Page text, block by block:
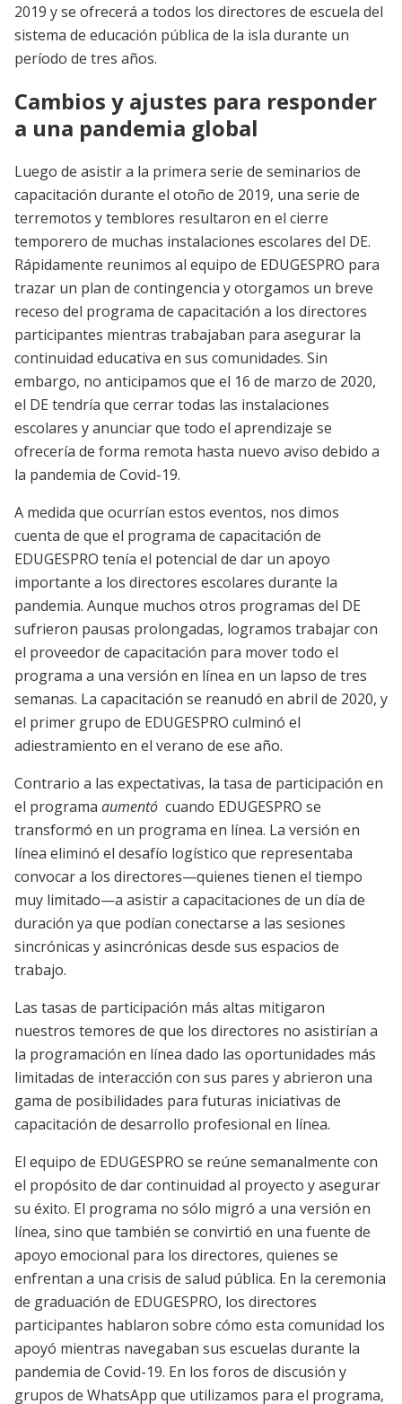
2019 y se ofrecerá a todos los directores de escuela del
sistema de educación pública de la isla durante un
período de tres años.
Cambios y ajustes para responder
a una pandemia global
Luego de asistir a la primera serie de seminarios de
capacitación durante el otoño de 2019, una serie de
terremotos y temblores resultaron en el cierre
temporero de muchas instalaciones escolares del DE.
Rápidamente reunimos al equipo de EDUGESPRO para
trazar un plan de contingencia y otorgamos un breve
receso del programa de capacitación a los directores
participantes mientras trabajaban para asegurar la
continuidad educativa en sus comunidades. Sin
embargo, no anticipamos que el 16 de marzo de 2020,
el DE tendría que cerrar todas las instalaciones
escolares y anunciar que todo el aprendizaje se
ofrecería de forma remota hasta nuevo aviso debido a
la pandemia de Covid-19.
A medida que ocurrían estos eventos, nos dimos
cuenta de que el programa de capacitación de
EDUGESPRO tenía el potencial de dar un apoyo
importante a los directores escolares durante la
pandemia. Aunque muchos otros programas del DE
sufrieron pausas prolongadas, logramos trabajar con
el proveedor de capacitación para mover todo el
programa a una versión en línea en un lapso de tres
semanas. La capacitación se reanudó en abril de 2020, y
el primer grupo de EDUGESPRO culminó el
adiestramiento en el verano de ese año.
Contrario a las expectativas, la tasa de participación en
el programa aumentó cuando EDUGESPRO se
transformó en un programa en línea. La versión en
línea eliminó el desafío logístico que representaba
convocar a los directores—quienes tienen el tiempo
muy limitado—a asistir a capacitaciones de un día de
duración ya que podían conectarse a las sesiones
sincrónicas y asincrónicas desde sus espacios de
trabajo.
Las tasas de participación más altas mitigaron
nuestros temores de que los directores no asistirían a
la programación en línea dado las oportunidades más
limitadas de interacción con sus pares y abrieron una
gama de posibilidades para futuras iniciativas de
capacitación de desarrollo profesional en línea.
El equipo de EDUGESPRO se reúne semanalmente con
el propósito de dar continuidad al proyecto y asegurar
su éxito. El programa no sólo migró a una versión en
línea, sino que también se convirtió en una fuente de
apoyo emocional para los directores, quienes se
enfrentan a una crisis de salud pública. En la ceremonia
de graduación de EDUGESPRO, los directores
participantes hablaron sobre cómo esta comunidad los
apoyó mientras navegaban sus escuelas durante la
pandemia de Covid-19. En los foros de discusión y
grupos de WhatsApp que utilizamos para el programa,